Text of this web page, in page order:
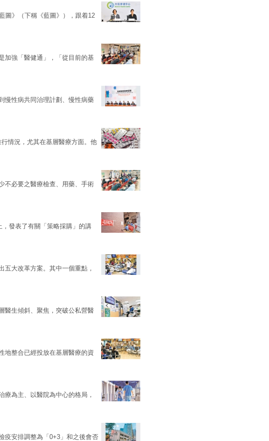
圖》（下稱《藍圖》），跟着12
加強「醫健通」，「從目前的基
慢性病共同治理計劃、慢性病藥
情況，尤其在基層醫療方面。他
不必要之醫療檢查、用藥、手術
發表了有關「策略採購」的講
五大改革方案。其中一個重點，
醫生傾斜、聚焦，突破公私營醫
地整合已經投放在基層醫療的資
療為主、以醫院為中心的格局，
疫安排調整為「0+3」和之後會否